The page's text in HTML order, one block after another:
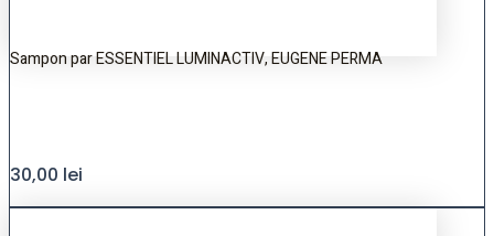
Sampon par ESSENTIEL LUMINACTIV, EUGENE PERMA
30,00 lei